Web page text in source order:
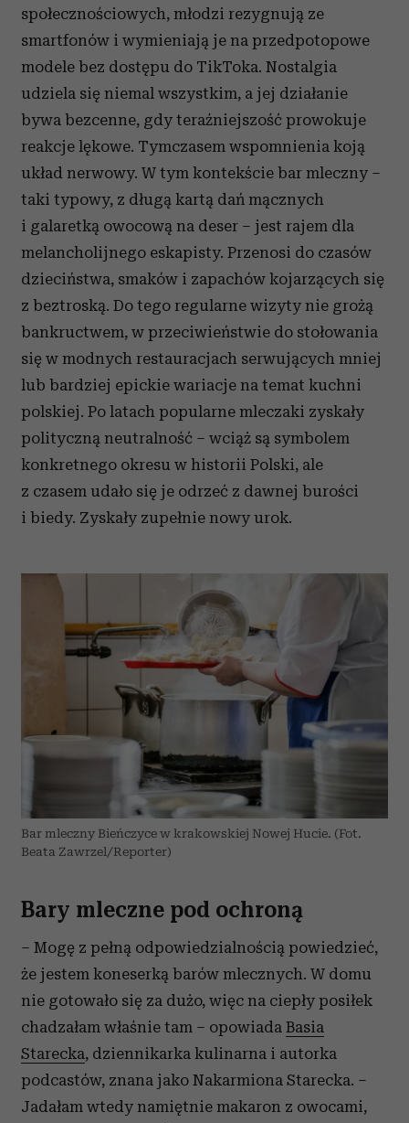
społecznościowych, młodzi rezygnują ze
smartfonów i wymieniają je na przedpotopowe
modele bez dostępu do TikToka. Nostalgia
udziela się niemal wszystkim, a jej działanie
bywa bezcenne, gdy teraźniejszość prowokuje
reakcje lękowe. Tymczasem wspomnienia koją
układ nerwowy. W tym kontekście bar mleczny –
taki typowy, z długą kartą dań mącznych
i galaretką owocową na deser – jest rajem dla
melancholijnego eskapisty. Przenosi do czasów
dzieciństwa, smaków i zapachów kojarzących się
z beztroską. Do tego regularne wizyty nie grożą
bankructwem, w przeciwieństwie do stołowania
się w modnych restauracjach serwujących mniej
lub bardziej epickie wariacje na temat kuchni
polskiej. Po latach popularne mleczaki zyskały
polityczną neutralność – wciąż są symbolem
konkretnego okresu w historii Polski, ale
z czasem udało się je odrzeć z dawnej burości
i biedy. Zyskały zupełnie nowy urok.
Bar mleczny Bieńczyce w krakowskiej Nowej Hucie. (Fot.
Beata Zawrzel/Reporter)
Bary mleczne pod ochroną
– Mogę z pełną odpowiedzialnością powiedzieć,
że jestem koneserką barów mlecznych. W domu
nie gotowało się za dużo, więc na ciepły posiłek
chadzałam właśnie tam – opowiada Basia
Starecka, dziennikarka kulinarna i autorka
podcastów, znana jako Nakarmiona Starecka. –
Jadałam wtedy namiętnie makaron z owocami,